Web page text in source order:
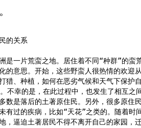
的关系
是一片荒蛮之地。居住着不同“种群”的蛮
的意思。开始，这些野蛮人很热情的欢迎
猎、种植，如何在恶劣气候和天气下保护
不幸的是，在此过程中，也发生了相互之
数是落后的土著原住民。另外，很多原住
有过的疾病，比如“天花”之类的。随着时
，逼迫土著居民不得不离开自己的家园，